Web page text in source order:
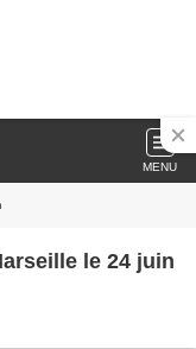
MENU
le 24 juin